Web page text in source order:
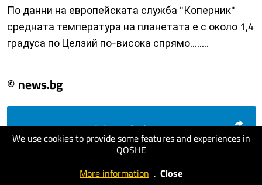
We use cookies to provide some features and experiences in
QOSHE
More information . Close
По данни на европейската служба "Коперник"
средната температура на планетата е с около 1,4
градуса по Целзий по-висока спрямо........
© news.bg
visit website